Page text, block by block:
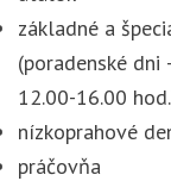
základné a
(poradenské dni
12.00-16.00
nízkoprahové
práčovňa